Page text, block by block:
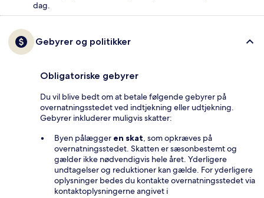
dag.
Gebyrer og politikker
Obligatoriske gebyrer
Du vil blive bedt om at betale følgende gebyrer på
overnatningsstedet ved indtjekning eller udtjekning.
Gebyrer inkluderer muligvis skatter:
Byen pålægger en skat, som opkræves på
overnatningsstedet. Skatten er sæsonbestemt og
gælder ikke nødvendigvis hele året. Yderligere
undtagelser og reduktioner kan gælde. For yderligere
oplysninger bedes du kontakte overnatningsstedet via
kontaktoplysningerne angivet i